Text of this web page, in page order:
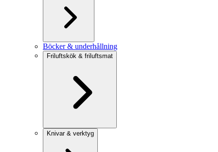
Böcker & underhållning
Friluftskök & friluftsmat
Knivar & verktyg